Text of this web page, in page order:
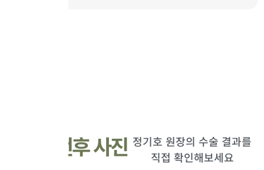
실제 전후 사진 정기호 원장의 수술 결과를
직접 확인해보세요